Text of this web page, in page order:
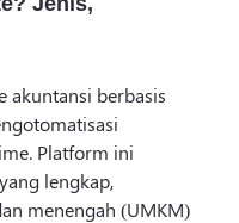
akuntansi berbasis
Platform ini
lengkap,
menengah (UMKM)